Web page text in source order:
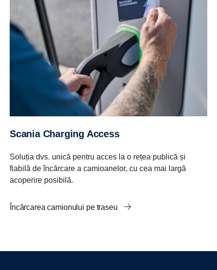
Scania Charging Access
Soluția dvs. unică pentru acces la o rețea publică și
fiabilă de încărcare a camioanelor, cu cea mai largă
acoperire posibilă.
Încărcarea camionului pe traseu